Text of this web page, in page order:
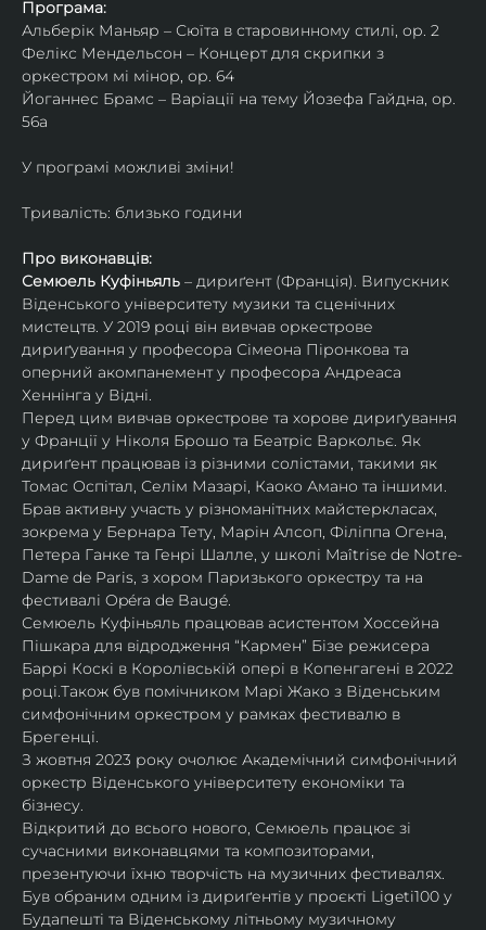
Програма:
Альберік Маньяр – Сюїта в старовинному стилі, ор. 2
Фелікс Мендельсон – Концерт для скрипки з
оркестром мі мінор, ор. 64
Йоганнес Брамс – Варіації на тему Йозефа Гайдна, ор.
56a
У програмі можливі зміни!
Тривалість: близько години
Про виконавців:
Семюель Куфіньяль – дириґент (Франція). Випускник
Віденського університету музики та сценічних
мистецтв. У 2019 році він вивчав оркестрове
дириґування у професора Сімеона Піронкова та
оперний акомпанемент у професора Андреаса
Хеннінга у Відні.
Перед цим вивчав оркестрове та хорове дириґування
у Франції у Ніколя Брошо та Беатріс Варкольє. Як
дириґент працював із різними солістами, такими як
Томас Оспітал, Селім Мазарі, Каоко Амано та іншими.
Брав активну участь у різноманітних майстеркласах,
зокрема у Бернара Тету, Марін Алсоп, Філіппа Огена,
Петера Ганке та Генрі Шалле, у школі Maîtrise de Notre-
Dame de Paris, з хором Паризького оркестру та на
фестивалі Opéra de Baugé.
Семюель Куфіньяль працював асистентом Хоссейна
Пішкара для відродження “Кармен” Бізе режисера
Баррі Коскі в Королівській опері в Копенгагені в 2022
році.Також був помічником Марі Жако з Віденським
симфонічним оркестром у рамках фестивалю в
Брегенці.
З жовтня 2023 року очолює Академічний симфонічний
оркестр Віденського університету економіки та
бізнесу.
Відкритий до всього нового, Семюель працює зі
сучасними виконавцями та композиторами,
презентуючи їхню творчість на музичних фестивалях.
Був обраним одним із дириґентів у проєкті Ligeti100 у
Будапешті та Віденському літньому музичному